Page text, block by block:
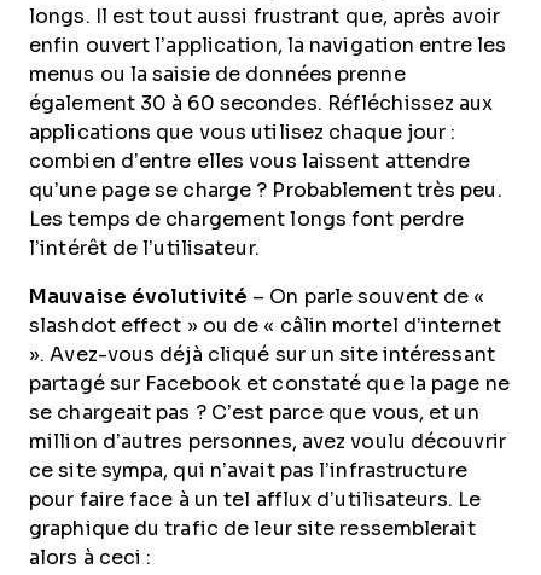
longs. Il est tout aussi frustrant que, après avoir
enfin ouvert l’application, la navigation entre les
menus ou la saisie de données prenne
également 30 à 60 secondes. Réfléchissez aux
applications que vous utilisez chaque jour :
combien d’entre elles vous laissent attendre
qu’une page se charge ? Probablement très peu.
Les temps de chargement longs font perdre
l’intérêt de l’utilisateur.
Mauvaise évolutivité – On parle souvent de «
slashdot effect » ou de « câlin mortel d’internet
». Avez-vous déjà cliqué sur un site intéressant
partagé sur Facebook et constaté que la page ne
se chargeait pas ? C’est parce que vous, et un
million d’autres personnes, avez voulu découvrir
ce site sympa, qui n’avait pas l’infrastructure
pour faire face à un tel afflux d’utilisateurs. Le
graphique du trafic de leur site ressemblerait
alors à ceci :